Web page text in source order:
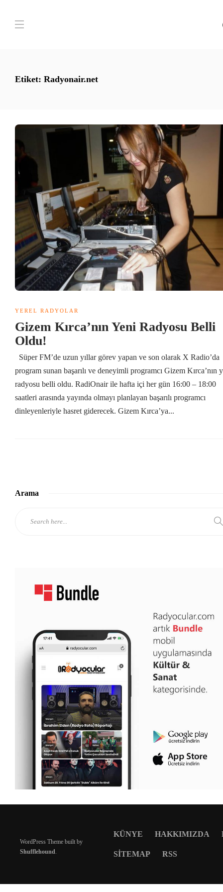
Etiket: Radyonair.net
YEREL RADYOLAR
Gizem Kırca’nın Yeni Radyosu Belli
Oldu!
Süper FM’de uzun yıllar görev yapan ve son olarak X Radio’da
program sunan başarılı ve deneyimli programcı Gizem Kırca’nın
radyosu belli oldu. RadiOnair ile hafta içi her gün 16:00 – 18:00
saatleri arasında yayında olmayı planlayan başarılı programcı
dinleyenleriyle hasret giderecek. Gizem Kırca’ya...
Arama
WordPress Theme built by
Shufflehound.
KÜNYE HAKKIMIZDA
SITEMAP RSS